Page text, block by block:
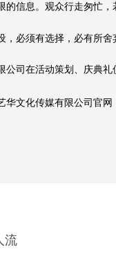
息。观众行走匆忙，
须有选择，必有所舍
司在活动策划、庆典礼
文化传媒有限公司官网
流